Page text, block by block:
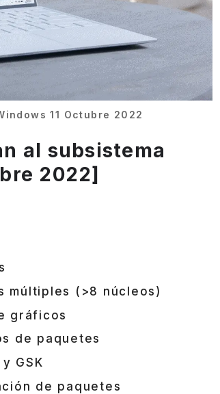
11 Octubre 2022
al subsistema
2022]
múltiples (>8 núcleos)
gráficos
de paquetes
GSK
de paquetes